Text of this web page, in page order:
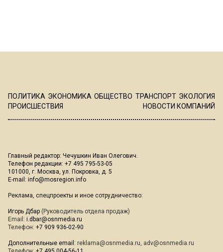
ПОЛИТИКА ЭКОНОМИКА ОБЩЕСТВО ТРАНСПОРТ ЭКОЛОГИЯ
ПРОИСШЕСТВИЯ
НОВОСТИ КОМПАНИЙ
Главный редактор: Чечушкин Иван Олегович.
Телефон редакции: +7 495 795-53-05
101000, г. Москва, ул. Покровка, д. 5
E-mail: info@mosregion.info
Реклама, спецпроекты и иное сотрудничество:
Игорь Дбар (Руководитель отдела продаж)
Email: i.dbar@osnmedia.ru
Телефон: +7 909 936-02-90
Дополнительные email: reklama@osnmedia.ru, adv@osnmedia.ru